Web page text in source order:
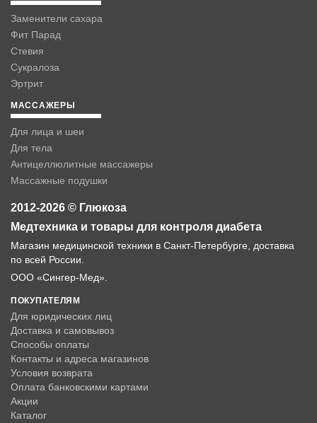
Заменители сахара
Фит Парад
Стевия
Сукралоза
Эртрит
МАССАЖЕРЫ
Для лица и шеи
Для тела
Антицеллюлитные массажеры
Массажные подушки
2012-2026 © Глюкоза
Медтехника и товары для контроля диабета
Магазин медицинской техники в Санкт-Петербурге, доставка
по всей России.
ООО «Сингер-Мед».
ПОКУПАТЕЛЯМ
Для юридических лиц
Доставка и самовывоз
Способы оплаты
Контакты и адреса магазинов
Условия возврата
Оплата банковскими картами
Акции
Каталог